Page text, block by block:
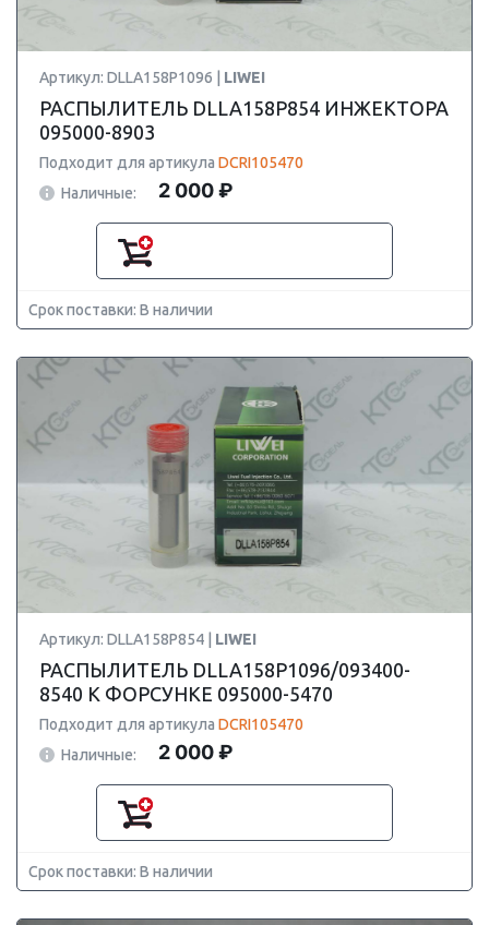
Артикул: DLLA158P1096 | LIWEI
РАСПЫЛИТЕЛЬ DLLA158P854 ИНЖЕКТОРА
095000-8903
Подходит для артикула DCRI105470
Наличные:
2 000 ₽
Срок поставки: В наличии
Артикул: DLLA158P854 | LIWEI
РАСПЫЛИТЕЛЬ DLLA158P1096/093400-
8540 К ФОРСУНКЕ 095000-5470
Подходит для артикула DCRI105470
Наличные:
2 000 ₽
Срок поставки: В наличии